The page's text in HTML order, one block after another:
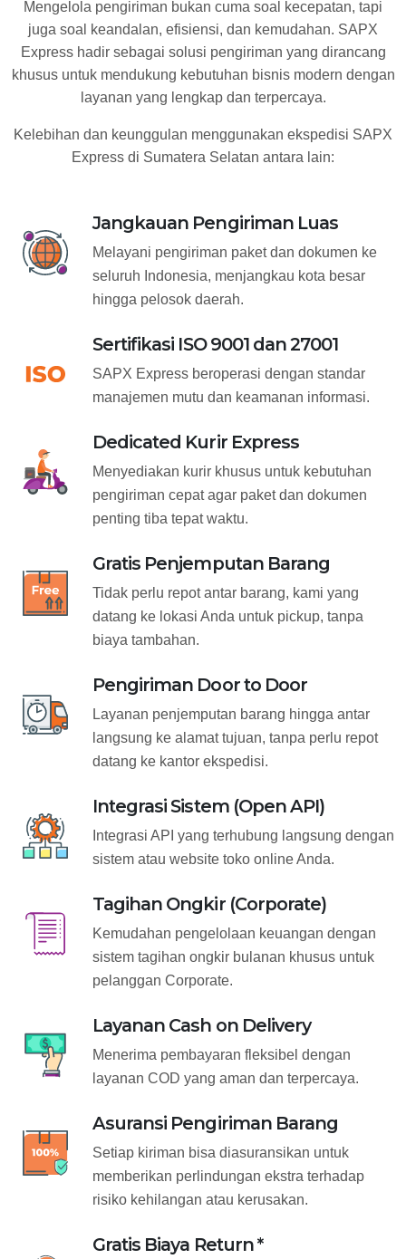
Mengelola pengiriman bukan cuma soal kecepatan, tapi
juga soal keandalan, efisiensi, dan kemudahan. SAPX
Express hadir sebagai solusi pengiriman yang dirancang
khusus untuk mendukung kebutuhan bisnis modern dengan
layanan yang lengkap dan terpercaya.
Kelebihan dan keunggulan menggunakan ekspedisi SAPX
Express di Sumatera Selatan antara lain:
Jangkauan Pengiriman Luas
Melayani pengiriman paket dan dokumen ke
seluruh Indonesia, menjangkau kota besar
hingga pelosok daerah.
Sertifikasi ISO 9001 dan 27001
SAPX Express beroperasi dengan standar
manajemen mutu dan keamanan informasi.
Dedicated Kurir Express
Menyediakan kurir khusus untuk kebutuhan
pengiriman cepat agar paket dan dokumen
penting tiba tepat waktu.
Gratis Penjemputan Barang
Tidak perlu repot antar barang, kami yang
datang ke lokasi Anda untuk pickup, tanpa
biaya tambahan.
Pengiriman Door to Door
Layanan penjemputan barang hingga antar
langsung ke alamat tujuan, tanpa perlu repot
datang ke kantor ekspedisi.
Integrasi Sistem (Open API)
Integrasi API yang terhubung langsung dengan
sistem atau website toko online Anda.
Tagihan Ongkir (Corporate)
Kemudahan pengelolaan keuangan dengan
sistem tagihan ongkir bulanan khusus untuk
pelanggan Corporate.
Layanan Cash on Delivery
Menerima pembayaran fleksibel dengan
layanan COD yang aman dan terpercaya.
Asuransi Pengiriman Barang
Setiap kiriman bisa diasuransikan untuk
memberikan perlindungan ekstra terhadap
risiko kehilangan atau kerusakan.
Gratis Biaya Return *